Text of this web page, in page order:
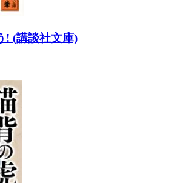
! (講談社文庫)